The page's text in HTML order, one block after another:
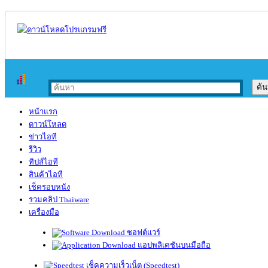
หน้าแรก
ดาวน์โหลด
ข่าวไอที
รีวิว
ทิปส์ไอที
สินค้าไอที
เช็ครอบหนัง
รวมคลิป Thaiware
เครื่องมือ
ซอฟต์แวร์
แอปพลิเคชันบนมือถือ
เช็คความเร็วเน็ต (Speedtest)